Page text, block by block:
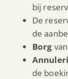
bij
De
de
Borg
de